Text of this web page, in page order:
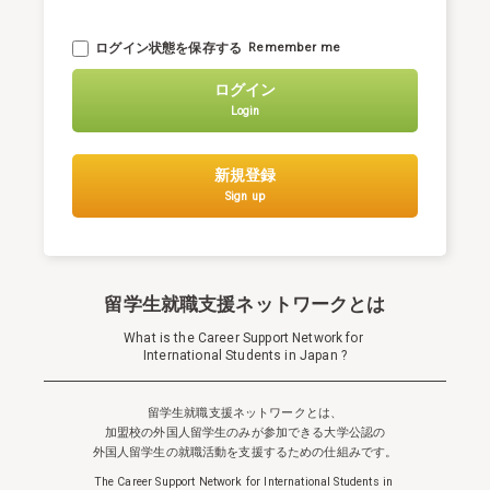
ログイン状態を保存する Remember me
ログイン
Login
新規登録
Sign up
留学生就職支援ネットワークとは
What is the Career Support Network for
International Students in Japan ?
留学生就職支援ネットワークとは、
加盟校の外国人留学生のみが参加できる大学公認の
外国人留学生の就職活動を支援するための仕組みです。
The Career Support Network for International Students in